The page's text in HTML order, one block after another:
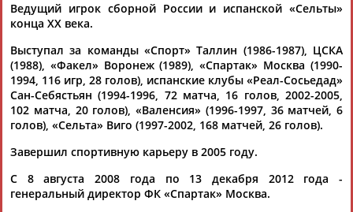
Восточной Европыкарпинцывсе же выиграли, то матч с
африканской сборной на...
01.04.2026
"Золотой дубль" Никиты Павловича Симоняна
...Кирьяков, Никита Баженов с супругой Анной Устюжаниной,
Валерий Карпин, Баграт Мелкумян, Карен Арутюнов,
Эдуард...
27.01.2026
Ролан Гусев назначен исполняющим обязанности главного
тренера футбольного клуба "Динамо"
Ведущий игрок сборной России и испанской «Сельты»
конца ХХ века.
Выступал за команды «Спорт» Таллин (1986-1987), ЦСКА
(1988), «Факел» Воронеж (1989), «Спартак» Москва (1990-
1994, 116 игр, 28 голов), испанские клубы «Реал-Сосьедад»
Сан-Себястьян (1994-1996, 72 матча, 16 голов, 2002-2005,
102 матча, 20 голов), «Валенсия» (1996-1997, 36 матчей, 6
голов), «Сельта» Виго (1997-2002, 168 матчей, 26 голов).
Завершил спортивную карьеру в 2005 году.
С 8 августа 2008 года по 13 декабря 2012 года -
генеральный директор ФК «Спартак» Москва.